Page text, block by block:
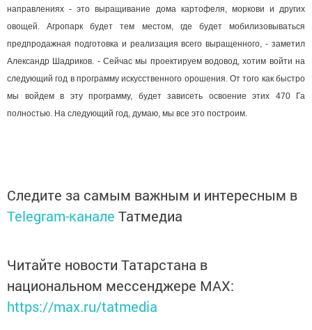
направлениях - это выращивание дома картофеля, моркови и других
овощей. Агропарк будет тем местом, где будет мобилизовываться
предпродажная подготовка и реализация всего выращенного, - заметил
Александр Шадриков. - Сейчас мы проектируем водовод, хотим войти на
следующий год в программу искусственного орошения. От того как быстро
мы войдем в эту программу, будет зависеть освоение этих 470 Га
полностью. На следующий год, думаю, мы все это построим.
Следите за самым важным и интересным в
Telegram-канале Татмедиа
Читайте новости Татарстана в
национальном мессенджере MАХ:
https://max.ru/tatmedia